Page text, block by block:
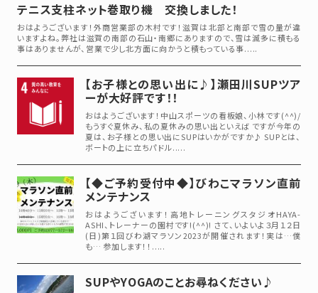
テニス支柱ネット巻取り機 交換しました！
おはようございます！外商営業部の木村です！滋賀は北部と南部で雪の量が違
いますよね。弊社は滋賀の南部の石山・南郷にありますので、雪は滅多に積もる
事はありませんが、営業で少し北方面に向かうと積もっている事.....
【お子様との思い出に♪】瀬田川SUPツア
ーが大好評です！！
おはようございます！中山スポーツの看板娘、小林です(^^)/
もうすぐ夏休み、私の夏休みの思い出といえば ですが今年の
夏は、お子様との思い出にSUPはいかがですか♪ SUPとは、
ボートの上に立ちパドル.....
【◆ご予約受付中◆】びわこマラソン直前
メンテナンス
おはようございます！高地トレーニングスタジオHAYA-
ASHI、トレーナーの園村です!(^^)! さて、いよいよ３月１２日
(日)第１回びわ湖マラソン2023が開催されます！実は…僕
も… 参加します！！.....
SUPやYOGAのことお尋ねください♪